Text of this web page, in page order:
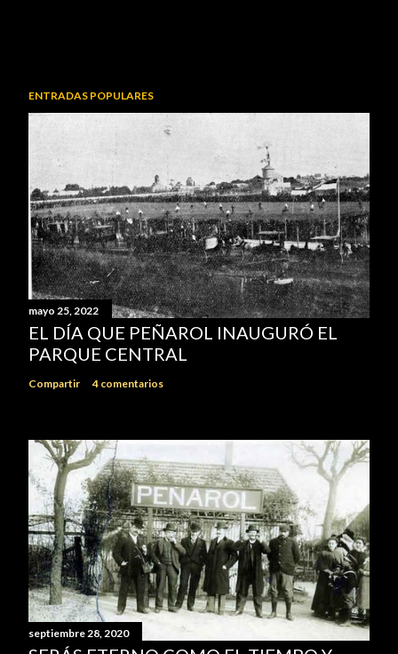
ENTRADAS POPULARES
mayo 25, 2022
EL DÍA QUE PEÑAROL INAUGURÓ EL
PARQUE CENTRAL
Compartir 4 comentarios
septiembre 28, 2020